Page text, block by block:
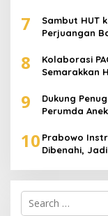
7
Sambut HUT
Perjuangan
8
Kolaborasi
Semarakkan
9
Dukung
Perumda
10 Prabowo
Dibenahi,
Search
for: